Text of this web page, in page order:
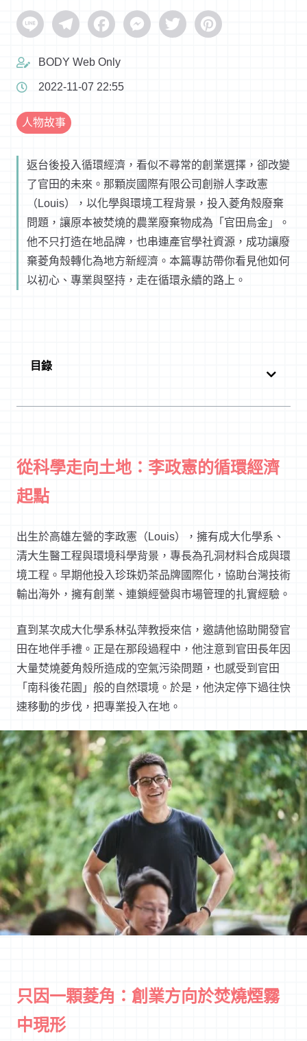
Line TelegramFacebookMessenger
Twitter Pinterest
BODY Web Only
2022-11-07 22:55
人物故事
返台後投入循環經濟，看似不尋常的創業選擇，卻改變
了官田的未來。那顆炭國際有限公司創辦人李政憲
（Louis），以化學與環境工程背景，投入菱角殼廢棄
問題，讓原本被焚燒的農業廢棄物成為「官田烏金」。
他不只打造在地品牌，也串連產官學社資源，成功讓廢
棄菱角殼轉化為地方新經濟。本篇專訪帶你看見他如何
以初心、專業與堅持，走在循環永續的路上。
目錄
從科學走向土地：李政憲的循環經濟
起點
出生於高雄左營的李政憲（Louis），擁有成大化學系、
清大生醫工程與環境科學背景，專長為孔洞材料合成與環
境工程。早期他投入珍珠奶茶品牌國際化，協助台灣技術
輸出海外，擁有創業、連鎖經營與市場管理的扎實經驗。
直到某次成大化學系林弘萍教授來信，邀請他協助開發官
田在地伴手禮。正是在那段過程中，他注意到官田長年因
大量焚燒菱角殼所造成的空氣污染問題，也感受到官田
「南科後花園」般的自然環境。於是，他決定停下過往快
速移動的步伐，把專業投入在地。
只因一顆菱角：創業方向於焚燒煙霧
中現形